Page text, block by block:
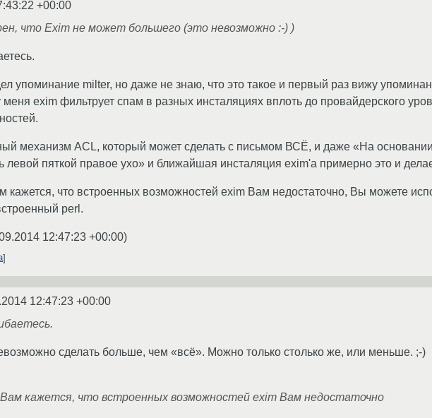
+00:00
что Exim не может большего (это невозможно :-) )
упоминание milter, но даже не знаю, что это такое и первый раз вижу
exim фильтрует спам в разных инсталяциях вплоть до провайдерского
механизм ACL, который может сделать с письмом ВСЁ, и даже «На основании
левой пяткой правое ухо» и ближайшая инсталяция exim'а примерно это и
кажется, что встроенных возможностей exim Вам недостаточно, Вы можете
perl.
12:47:23 +00:00)
12:47:23 +00:00
сделать больше, чем «всё». Можно только столько же, или меньше. ;-)
кажется, что встроенных возможностей exim Вам недостаточно